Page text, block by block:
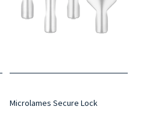
Microlames Secure Lock